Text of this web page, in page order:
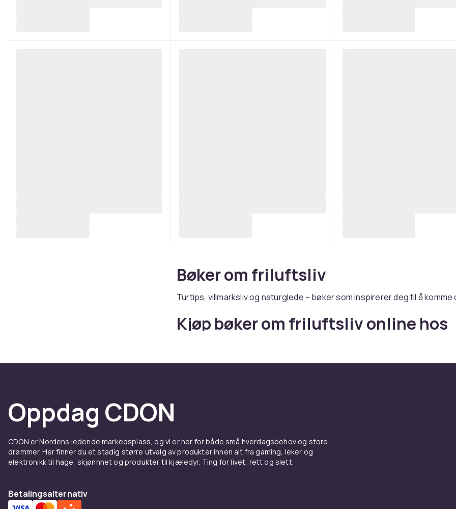
Bøker om friluftsliv
Turtips, villmarksliv og naturglede – bøker som inspirerer deg til å komme
Kjøp bøker om friluftsliv online hos
Oppdag CDON
CDON er Nordens ledende markedsplass, og vi er her for både små hverdagsbehov og store
drømmer. Her finner du et stadig større utvalg av produkter innen alt fra gaming, leker og
elektronikk til hage, skjønnhet og produkter til kjæledyr. Ting for livet, rett og slett.
Betalingsalternativ